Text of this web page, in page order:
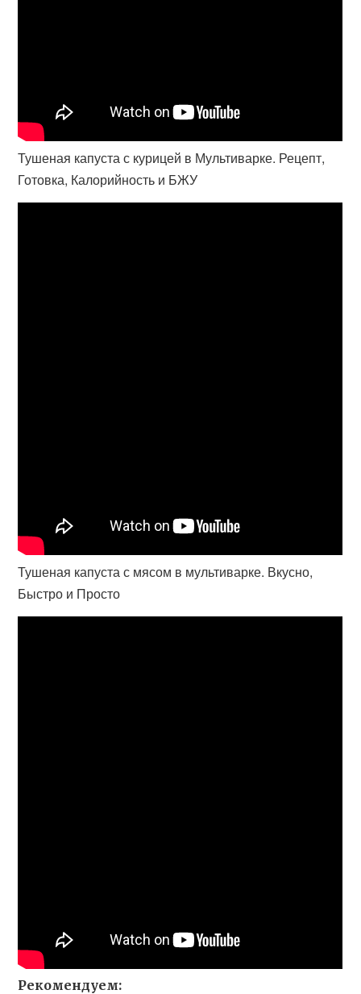
Тушеная капуста с курицей в Мультиварке. Рецепт,
Готовка, Калорийность и БЖУ
Тушеная капуста с мясом в мультиварке. Вкусно,
Быстро и Просто
Рекомендуем: